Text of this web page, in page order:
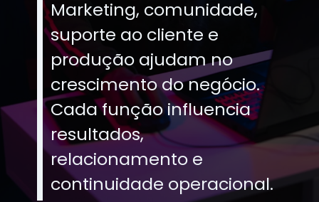
Marketing, comunidade,
suporte ao cliente e
produção ajudam no
crescimento do negócio.
Cada função influencia
resultados,
relacionamento e
continuidade operacional.